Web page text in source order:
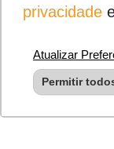
privacidade
Atualizar
Permitir